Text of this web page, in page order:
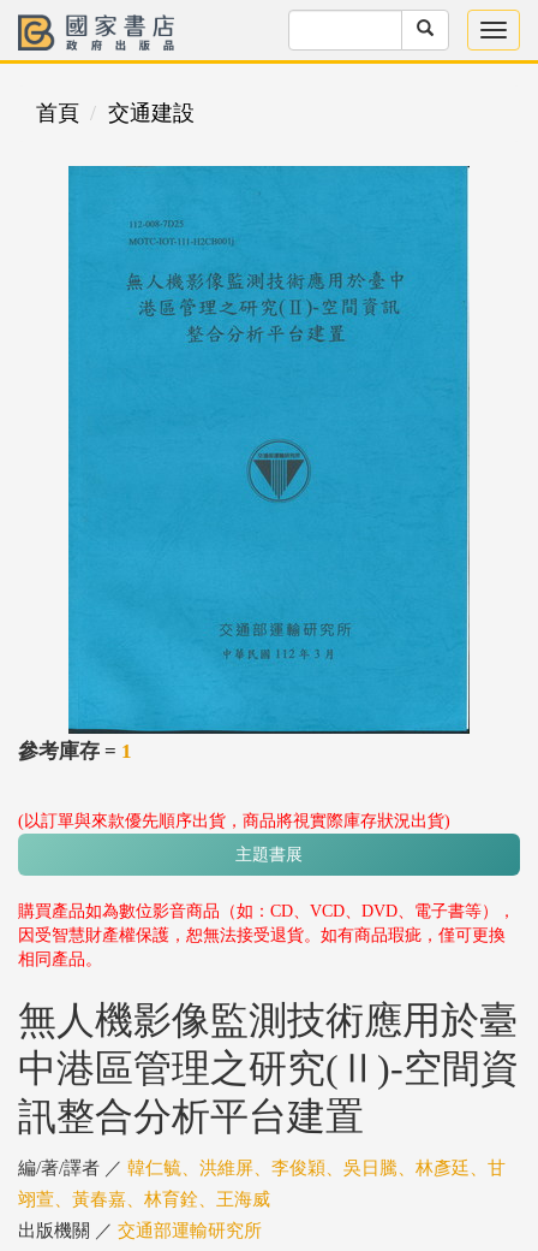
首頁 交通建設
參考庫存 = 1
(以訂單與來款優先順序出貨，商品將視實際庫存狀況出貨)
主題書展
購買產品如為數位影音商品（如：CD、VCD、DVD、電子書等），
因受智慧財產權保護，恕無法接受退貨。如有商品瑕疵，僅可更換
相同產品。
無人機影像監測技術應用於臺
中港區管理之研究(Ⅱ)-空間資
訊整合分析平台建置
編/著/譯者 ／ 韓仁毓、洪維屏、李俊穎、吳日騰、林彥廷、甘
翊萱、黃春嘉、林育銓、王海威
出版機關 ／ 交通部運輸研究所